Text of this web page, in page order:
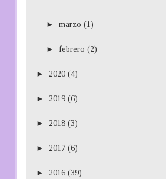
► marzo (1)
► febrero (2)
► 2020 (4)
► 2019 (6)
► 2018 (3)
► 2017 (6)
► 2016 (39)